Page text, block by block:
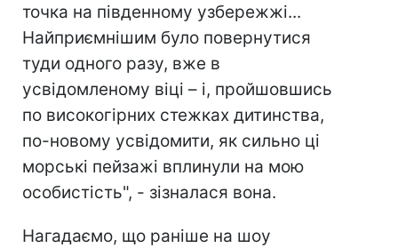
точка на південному узбережжі...
Найприємнішим було повернутися
туди одного разу, вже в
усвідомленому віці – і, пройшовшись
по високогірних стежках дитинства,
по-новому усвідомити, як сильно ці
морські пейзажі вплинули на мою
особистість", - зізналася вона.
Нагадаємо, що раніше на шоу